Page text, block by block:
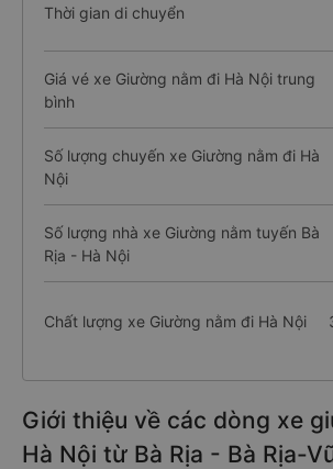
Thời gian di chuyển
Giá vé xe Giường nằm đi Hà Nội trung
bình
Số lượng chuyến xe Giường nằm đi Hà
Nội
Số lượng nhà xe Giường nằm tuyến Bà
Rịa - Hà Nội
Chất lượng xe Giường nằm đi Hà Nội
Giới thiệu về các dòng xe
Hà Nội từ Bà Rịa - Bà Rịa-